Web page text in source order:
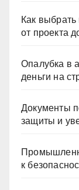
Как выбрать
от проекта
Опалубка в
деньги на
Документы
защиты и
к